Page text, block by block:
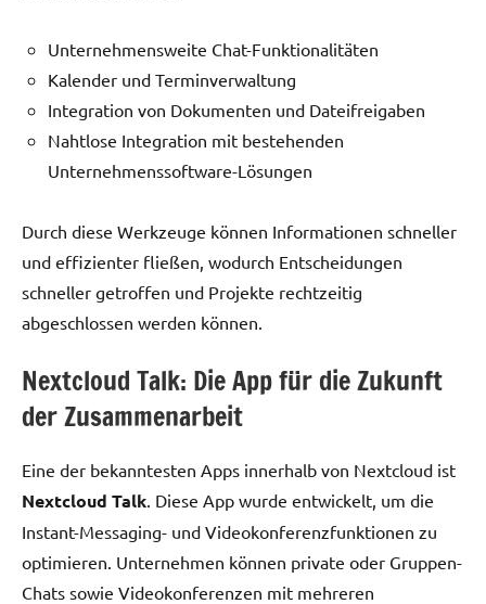
Unternehmensweite Chat-Funktionalitäten
Kalender und Terminverwaltung
Integration von Dokumenten und Dateifreigaben
Nahtlose Integration mit bestehenden
Unternehmenssoftware-Lösungen
Durch diese Werkzeuge können Informationen schneller
und effizienter fließen, wodurch Entscheidungen
schneller getroffen und Projekte rechtzeitig
abgeschlossen werden können.
Nextcloud Talk: Die App für die Zukunft
der Zusammenarbeit
Eine der bekanntesten Apps innerhalb von Nextcloud ist
Nextcloud Talk . Diese App wurde entwickelt, um die
Instant-Messaging- und Videokonferenzfunktionen zu
optimieren. Unternehmen können private oder Gruppen-
Chats sowie Videokonferenzen mit mehreren